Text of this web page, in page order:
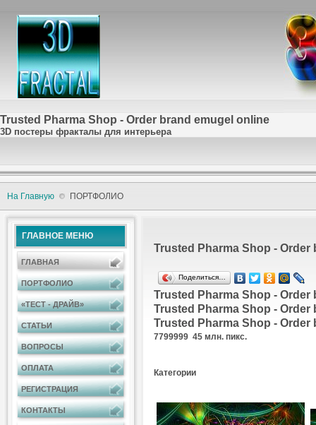
Trusted Pharma Shop - Order brand emugel online
3D постеры фракталы для интерьера
На Главную ПОРТФОЛИО
ГЛАВНОЕ МЕНЮ
ГЛАВНАЯ
ПОРТФОЛИО
«ТЕСТ - ДРАЙВ»
СТАТЬИ
ВОПРОСЫ
ОПЛАТА
РЕГИСТРАЦИЯ
КОНТАКТЫ
Trusted Pharma Shop -
Поделиться…
Trusted Pharma Shop -
Trusted Pharma Shop -
Trusted Pharma Shop -
7799999 45 млн. пикс.
Категории